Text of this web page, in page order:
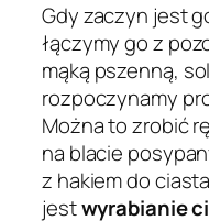
Gdy zaczyn jest
łączymy go z
mąką pszenną,
rozpoczynamy
Można to zrobić
na blacie
z hakiem do
jestwyrabianie